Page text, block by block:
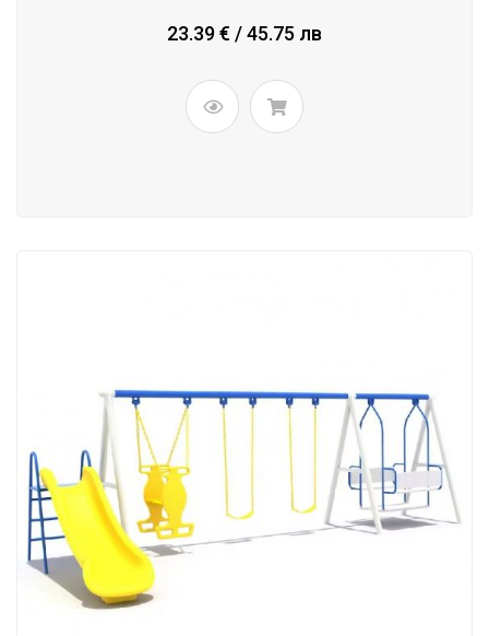
23.39 € / 45.75 лв